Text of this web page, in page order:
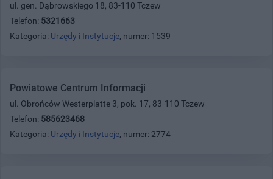
ul. gen. Dąbrowskiego 18, 83-110 Tczew
Telefon: 5321663
Kategoria: Urzędy i Instytucje, numer: 1539
Powiatowe Centrum Informacji
ul. Obrońców Westerplatte 3, pok. 17, 83-110 Tczew
Telefon: 585623468
Kategoria: Urzędy i Instytucje, numer: 2774